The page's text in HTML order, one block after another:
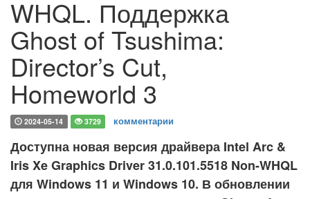
WHQL. Поддержка
Ghost of Tsushima:
Director’s Cut,
Homeworld 3
2024-05-14 3729 комментарии
Доступна новая версия драйвера Intel Arc &
Iris Xe Graphics Driver 31.0.101.5518 Non-WHQL
для Windows 11 и Windows 10. В обновлении